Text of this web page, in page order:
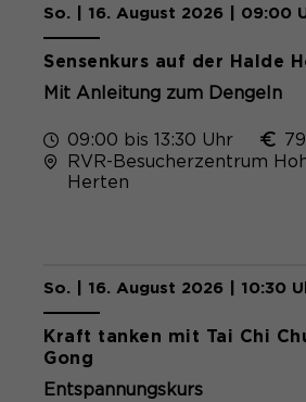
So. | 16. August 2026 | 09:00
Sensenkurs auf der Halde
Mit Anleitung zum Dengeln
09:00 bis 13:30 Uhr
RVR-Besucherzentrum
Herten
So. | 16. August 2026 | 10:30
Kraft tanken mit Tai Chi
Gong
Entspannungskurs